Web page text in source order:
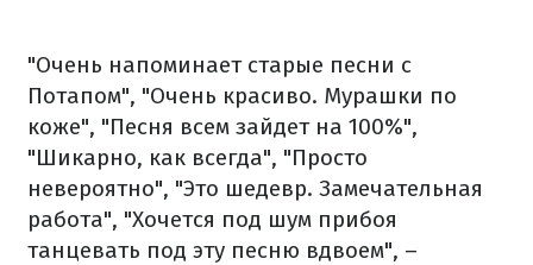
"Очень напоминает старые песни с
Потапом", "Очень красиво. Мурашки по
коже", "Песня всем зайдет на 100%",
"Шикарно, как всегда", "Просто
невероятно", "Это шедевр. Замечательная
работа", "Хочется под шум прибоя
танцевать под эту песню вдвоем", –